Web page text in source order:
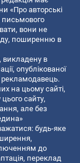
«Про авторські
письмового
вони не
поширенню в
викладену в
опублікованої
рекламодавець.
на цьому сайті,
сайту,
але без
будь-яке
до
переклад